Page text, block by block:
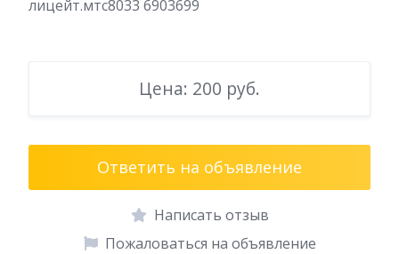
лицейт.мтс8033 6903699
Цена: 200 руб.
Ответить на объявление
Написать отзыв
Пожаловаться на объявление